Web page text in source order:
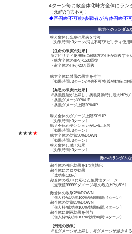
★★★★
4ターン毎に敵全体化味方全体にラン
〔永続/消去不可〕
◆再召喚不可能/参戦者が合体召喚不
味方へのランダム
味方全体に生命の果実を付与
〔効果時間: 3ターン/消去不可/アビリティ使用
【生命の果実の効果】
※アビリティ使用時に敵味方のHPが回復する
・味方全体のHPが1500回復
・敵全体のHPが20万回復
味方全体に禁忌の果実を付与
〔効果時間: 3ターン/消去不可/奥義発動時に解
【禁忌の果実の効果】
※奥義性能が上昇し、奥義発動時に最大HPの
・奥義ダメージ80%UP
・奥義ダメージ上限20%UP
味方全体のダメージ上限20%UP
〔効果時間: 3ターン〕
味方全体のテンションがLv4に上昇
〔効果時間: 3ターン〕
味方全体の防御50%DOWN
〔効果時間: 3ターン〕
味方全体に魅了効果
〔効果時間: 3ターン〕
敵へのランダム
敵全体の強化効果を1つ無効化
敵全体にスロウ効果
〔成功率100%〕
敵全体の現HPに応じた無属性ダメージ
〔減衰値999999ダメージ/敵の現在HPの5%〕
敵全体の攻撃25%DOWN
〔個人枠/成功率100%/効果時間: 4ターン〕
敵全体の防御25%DOWN
〔個人枠/成功率100%/効果時間: 4ターン〕
敵全体に刑死効果を付与
〔個人枠/成功率100%/効果時間: 4ターン〕
【刑死の効果】
※被ダメージが上昇し、与ダメージが減少す